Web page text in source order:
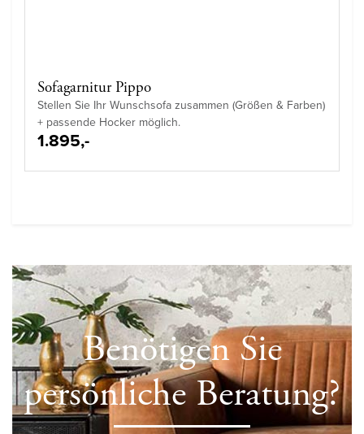
Sofagarnitur Pippo
Stellen Sie Ihr Wunschsofa zusammen (Größen & Farben)
+ passende Hocker möglich.
1.895,-
Benötigen Sie
persönliche Beratung?